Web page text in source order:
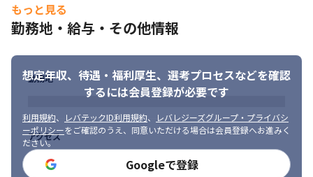
もっと見る
勤務地・給与・その他情報
想定年収、待遇・福利厚生、 選考プロセスなどを確認
するには会員登録が必要です
利用規約、 レバテックID利用規約、
レバレジーズグループ・プライバシ
ーポリシーをご確認のうえ、同意いただける場合は会員登録へお進みく
ださい。
Googleで登録
勤務地
アクセス